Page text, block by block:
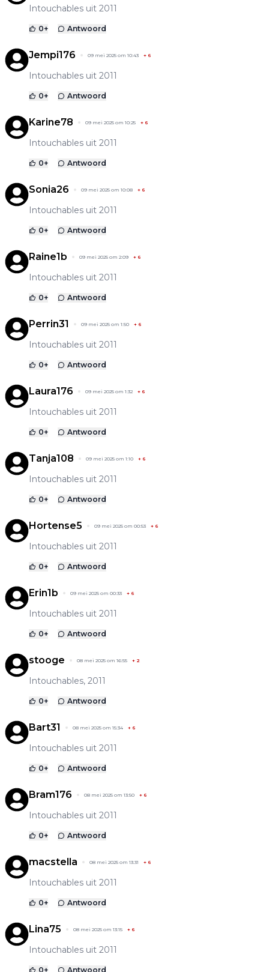
Intouchables uit 2011
0+ Antwoord
Jempi176 09 mei 2025 om 10:43 + 6
Intouchables uit 2011
0+ Antwoord
Karine78 09 mei 2025 om 10:25 + 6
Intouchables uit 2011
0+ Antwoord
Sonia26 09 mei 2025 om 10:08 + 6
Intouchables uit 2011
0+ Antwoord
Raine1b 09 mei 2025 om 2:09 + 6
Intouchables uit 2011
0+ Antwoord
Perrin31 09 mei 2025 om 1:50 + 6
Intouchables uit 2011
0+ Antwoord
Laura176 09 mei 2025 om 1:32 + 6
Intouchables uit 2011
0+ Antwoord
Tanja108 09 mei 2025 om 1:10 + 6
Intouchables uit 2011
0+ Antwoord
Hortense5 09 mei 2025 om 00:53 + 6
Intouchables uit 2011
0+ Antwoord
Erin1b 09 mei 2025 om 00:33 + 6
Intouchables uit 2011
0+ Antwoord
stooge 08 mei 2025 om 16:55 + 2
Intouchables, 2011
0+ Antwoord
Bart31 08 mei 2025 om 15:34 + 6
Intouchables uit 2011
0+ Antwoord
Bram176 08 mei 2025 om 13:50 + 6
Intouchables uit 2011
0+ Antwoord
macstella 08 mei 2025 om 13:31 + 6
Intouchables uit 2011
0+ Antwoord
Lina75 08 mei 2025 om 13:15 + 6
Intouchables uit 2011
0+ Antwoord